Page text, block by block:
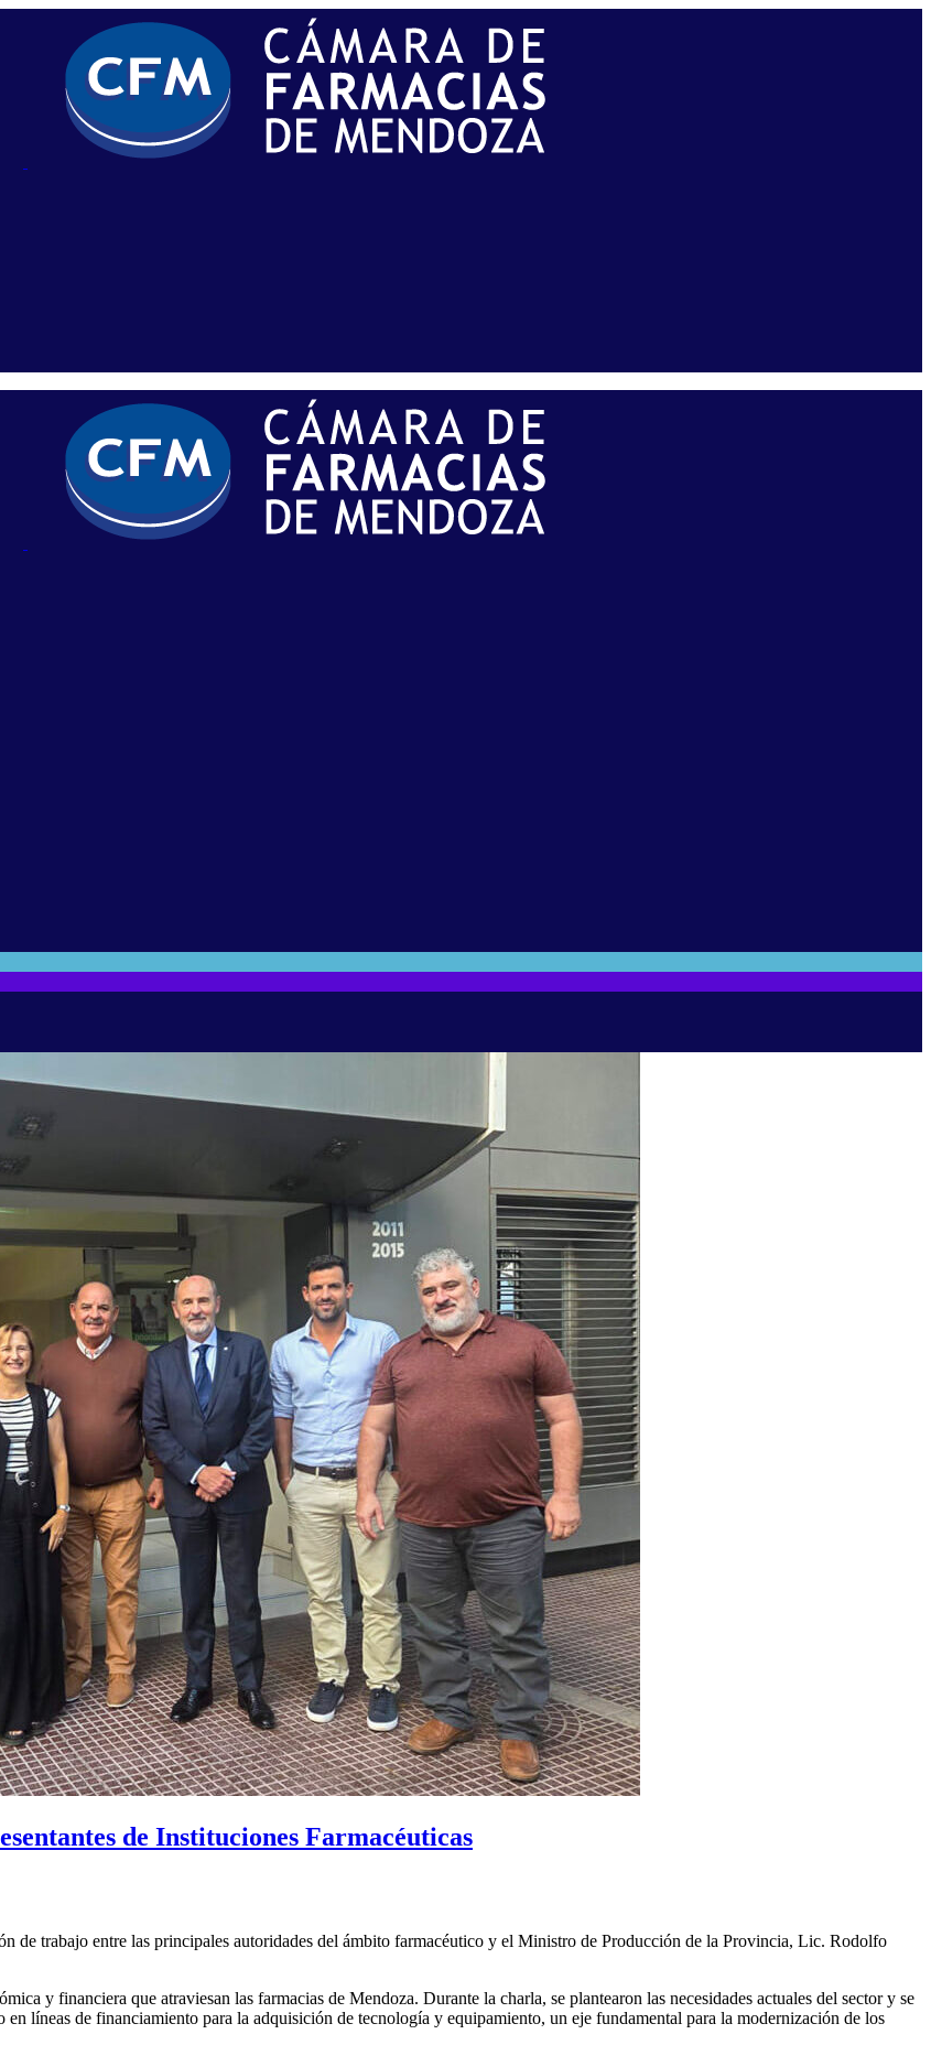
de Instituciones Farmacéuticas
de trabajo entre las principales autoridades del ámbito farmacéutico y el Ministro de Producción de la Provincia, Lic. Rodolfo
y financiera que atraviesan las farmacias de Mendoza. Durante la charla, se plantearon las necesidades actuales del sector y se
líneas de financiamiento para la adquisición de tecnología y equipamiento, un eje fundamental para la modernización de los